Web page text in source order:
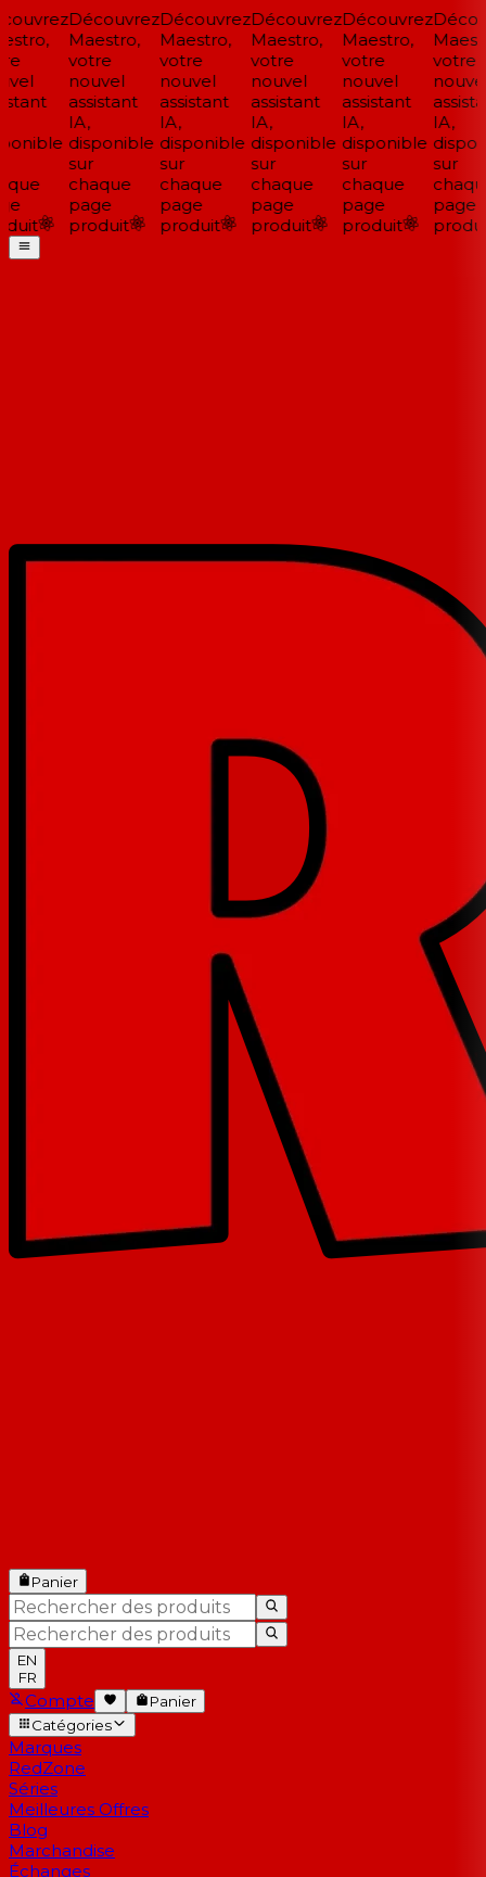
Découvrez
Maestro,
votre
nouvel
assistant
IA,
disponible
sur
chaque
page
produit
Découvrez
Maestro,
votre
nouvel
assistant
IA,
disponible
sur
chaque
page
produit
Découvrez
Maestro,
votre
nouvel
assistant
IA,
disponible
sur
chaque
page
produit
Découvrez
Maestro,
votre
nouvel
assistant
IA,
disponible
sur
chaque
page
produit
votre
nouvel
IA,
sur
page
produit
Panier
EN
FR
Compte
Panier
Catégories
Marques
RedZone
Séries
Meilleures Offres
Blog
Marchandise
Échanges